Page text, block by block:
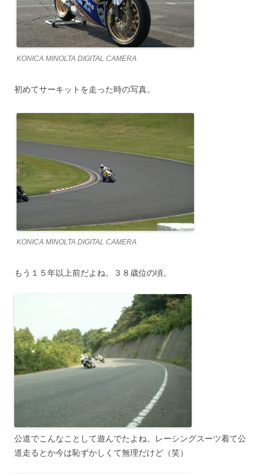
KONICA MINOLTA DIGITAL CAMERA
初めてサーキットを走った時の写真。
KONICA MINOLTA DIGITAL CAMERA
もう１５年以上前だよね。３８歳位の頃。
公道でこんなことして遊んでたよね。レーシングスーツ着て公
道走るとか今は恥ずかしくて無理だけど（笑）